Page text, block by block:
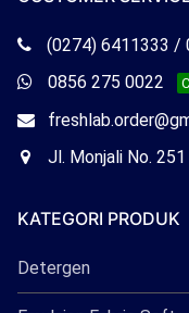
Telepon
Freshlab
(0274) 6411333 /
Whatsapp
Freshlab
0856 275 0022
Email
Freshlab
OfficeJl. Monjali No.
KATEGORI PRODUK
Detergen